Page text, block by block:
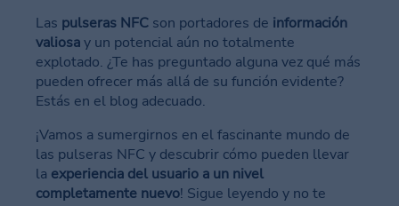
Las pulseras NFC son portadores de información
valiosay un potencial aún no totalmente
explotado. ¿Te has preguntado alguna vez qué más
pueden ofrecer más allá de su función evidente?
Estás en el blog adecuado.
¡Vamos a sumergirnos en el fascinante mundo de
las pulseras NFC y descubrir cómo pueden llevar
la experiencia del usuario a un nivel
completamente nuevo! Sigue leyendo y no te